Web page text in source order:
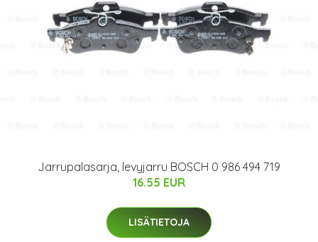
Jarrupalasarja, levyjarru BOSCH 0 986 494 719
16.55 EUR
LISÄTIETOJA